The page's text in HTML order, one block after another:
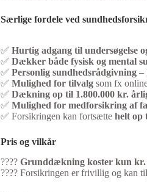
Særlige fordele ved
✅ Hurtig adgang til undersøgelse
✅ Dækker både fysisk og mental
✅ Personlig sundhedsrådgivning –
✅ Mulighed for tilvalg som fx
✅ Dækning op til 1.800.000 kr.
✅ Mulighed for medforsikring af
✅ Forsikringen kan fortsætte helt op
Pris og vilkår
???? Grunddækning koster kun kr.
???? Forsikringen er frivillig og kan